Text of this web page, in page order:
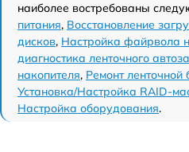
наиболее востребованы
питания, Восстановление
дисков, Настройка файрвола
диагностика ленточного
накопителя, Ремонт ленточной
Установка/Настройка RAID-
Настройка оборудования.